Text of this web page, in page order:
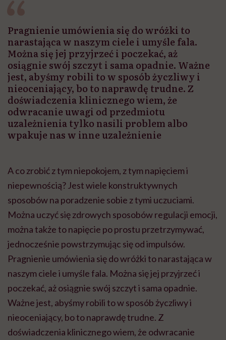
Pragnienie umówienia się do wróżki to
narastająca w naszym ciele i umyśle fala.
Można się jej przyjrzeć i poczekać, aż
osiągnie swój szczyt i sama opadnie. Ważne
jest, abyśmy robili to w sposób życzliwy i
nieoceniający, bo to naprawdę trudne. Z
doświadczenia klinicznego wiem, że
odwracanie uwagi od przedmiotu
uzależnienia tylko nasili problem albo
wpakuje nas w inne uzależnienie
A co zrobić z tym niepokojem, z tym napięciem i
niepewnością? Jest wiele konstruktywnych
sposobów na poradzenie sobie z tymi uczuciami.
Można uczyć się zdrowych sposobów regulacji emocji,
można także to napięcie po prostu przetrzymywać,
jednocześnie powstrzymując się od impulsów.
Pragnienie umówienia się do wróżki to narastająca w
naszym ciele i umyśle fala. Można się jej przyjrzeć i
poczekać, aż osiągnie swój szczyt i sama opadnie.
Ważne jest, abyśmy robili to w sposób życzliwy i
nieoceniający, bo to naprawdę trudne. Z
doświadczenia klinicznego wiem, że odwracanie